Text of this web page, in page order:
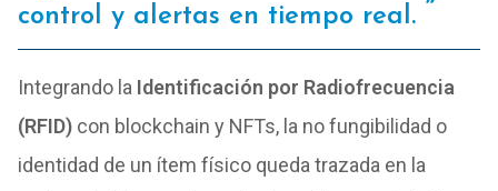
control y alertas en tiempo real.
Integrando la Identificación por Radiofrecuencia
(RFID)con blockchain y NFTs, la no fungibilidad o
identidad de un ítem físico queda trazada en la